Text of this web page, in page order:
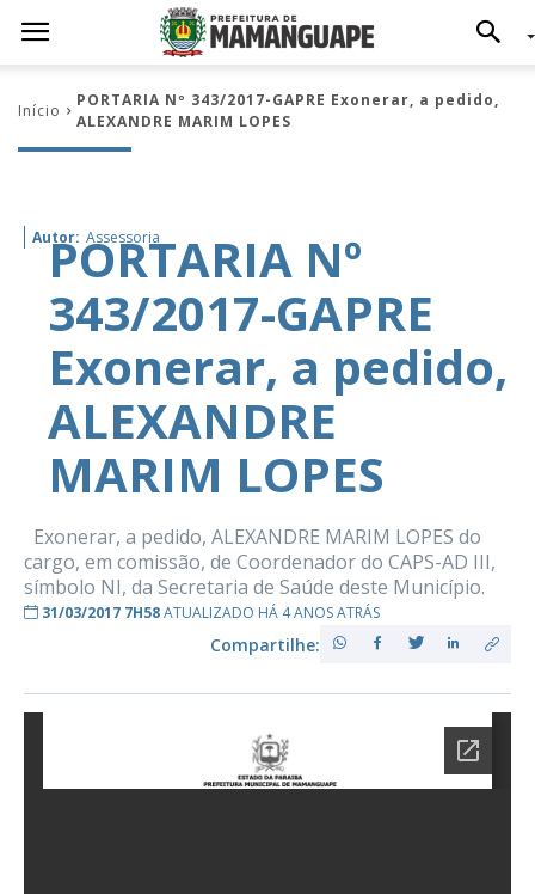
Início
PORTARIA Nº 343/2017-GAPRE Exonerar, a pedido,
ALEXANDRE MARIM LOPES
Autor: Assessoria
PORTARIA Nº
343/2017-GAPRE
Exonerar, a pedido,
ALEXANDRE
MARIM LOPES
Exonerar, a pedido, ALEXANDRE MARIM LOPES do
cargo, em comissão, de Coordenador do CAPS-AD III,
símbolo NI, da Secretaria de Saúde deste Município.
31/03/2017 7H58ATUALIZADO HÁ 4 ANOS ATRÁS
Compartilhe: